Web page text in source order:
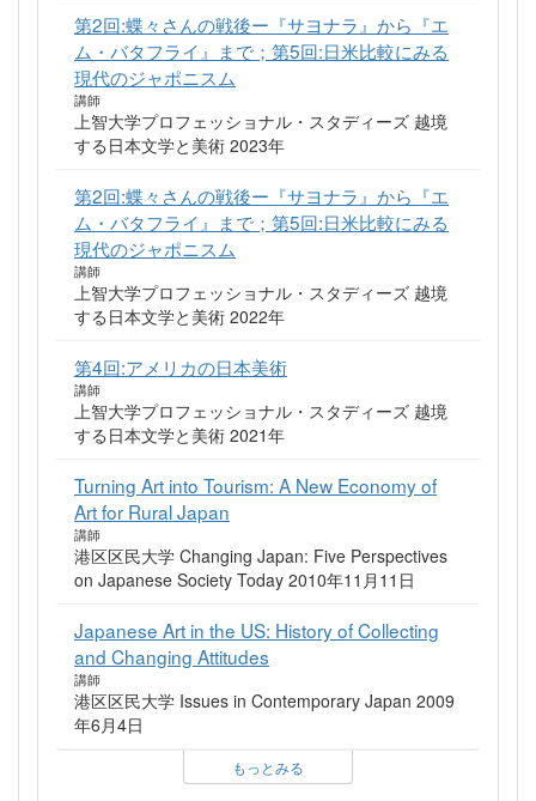
第2回:蝶々さんの戦後ー『サヨナラ』から『エ
ム・バタフライ』まで；第5回:日米比較にみる
現代のジャポニスム
講師
上智大学プロフェッショナル・スタディーズ 越境
する日本文学と美術 2023年
第2回:蝶々さんの戦後ー『サヨナラ』から『エ
ム・バタフライ』まで；第5回:日米比較にみる
現代のジャポニスム
講師
上智大学プロフェッショナル・スタディーズ 越境
する日本文学と美術 2022年
第4回:アメリカの日本美術
講師
上智大学プロフェッショナル・スタディーズ 越境
する日本文学と美術 2021年
Turning Art into Tourism: A New Economy of
Art for Rural Japan
講師
港区区民大学 Changing Japan: Five Perspectives
on Japanese Society Today 2010年11月11日
Japanese Art in the US: History of Collecting
and Changing Attitudes
講師
港区区民大学 Issues in Contemporary Japan 2009
年6月4日
もっとみる